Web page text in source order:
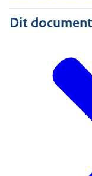
Dit